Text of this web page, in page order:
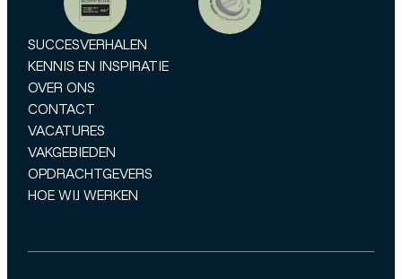
SUCCESVERHALEN
KENNIS EN INSPIRATIE
OVER ONS
CONTACT
VACATURES
VAKGEBIEDEN
OPDRACHTGEVERS
HOE WIJ WERKEN